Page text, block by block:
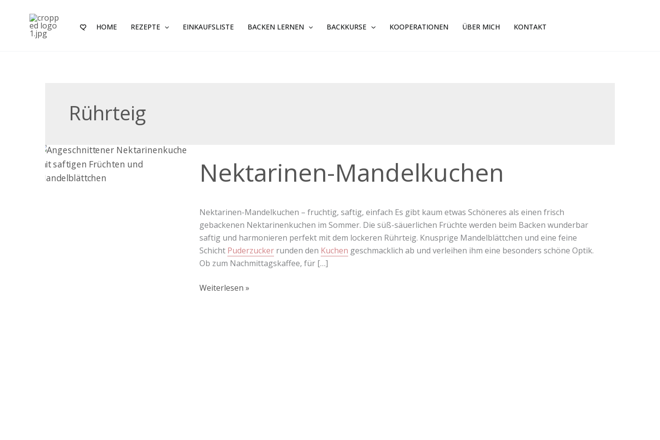
springen
HOME REZEPTE EINKAUFSLISTE BACKEN LERNEN BACKKURSE KOOPERATIONEN ÜBER MICH KONTAKT
Rührteig
Nektarinen-Mandelkuchen
Nektarinen-Mandelkuchen – fruchtig, saftig, einfach Es gibt kaum etwas Schöneres als einen frisch
gebackenen Nektarinenkuchen im Sommer. Die süß-säuerlichen Früchte werden beim Backen wunderbar
saftig und harmonieren perfekt mit dem lockeren Rührteig. Knusprige Mandelblättchen und eine feine
Schicht Puderzucker runden den Kuchen geschmacklich ab und verleihen ihm eine besonders schöne Optik.
Ob zum Nachmittagskaffee, für […]
Mandelkuchen
Weiterlesen »